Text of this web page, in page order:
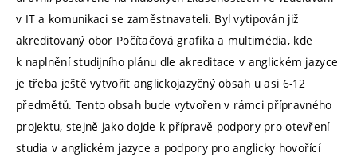
v IT a komunikaci se zaměstnavateli. Byl vytipován již
akreditovaný obor Počítačová grafika a multimédia, kde
k naplnění studijního plánu dle akreditace v anglickém jazyce
je třeba ještě vytvořit anglickojazyčný obsah u asi 6-12
předmětů. Tento obsah bude vytvořen v rámci přípravného
projektu, stejně jako dojde k přípravě podpory pro otevření
studia v anglickém jazyce a podpory pro anglicky hovořící